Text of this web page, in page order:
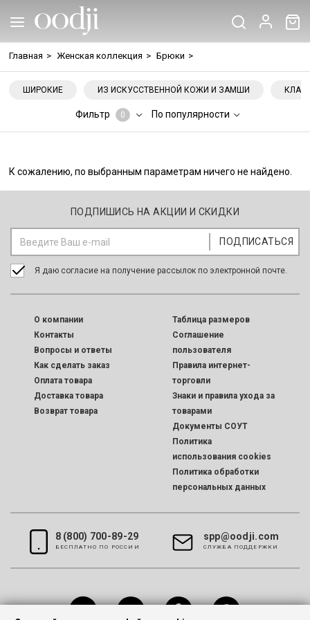
Главная > Женская коллекция > Брюки >
ШИРОКИЕ ИЗ ИСКУССТВЕННОЙ КОЖИ И ЗАМШИ
Фильтр 0 По популярности
К сожалению, по выбранным параметрам ничего не найдено.
ПОДПИШИСЬ НА АКЦИИ И СКИДКИ
Я даю согласие на получение рассылок по электронной почте.
O компании
Контакты
Вопросы и ответы
Как сделать заказ
Оплата товара
Доставка товара
Возврат товара
Таблица размеров
Соглашение
пользователя
Правила интернет-
торговли
Знаки и правила ухода за
товарами
Документы СОУТ
Политика
использования cookies
Политика обработки
персональных данных
8 (800) 700-89-29
БЕСПЛАТНО ПО РОССИИ
spp@oodji.com
CЛУЖБА ПОДДЕРЖКИ